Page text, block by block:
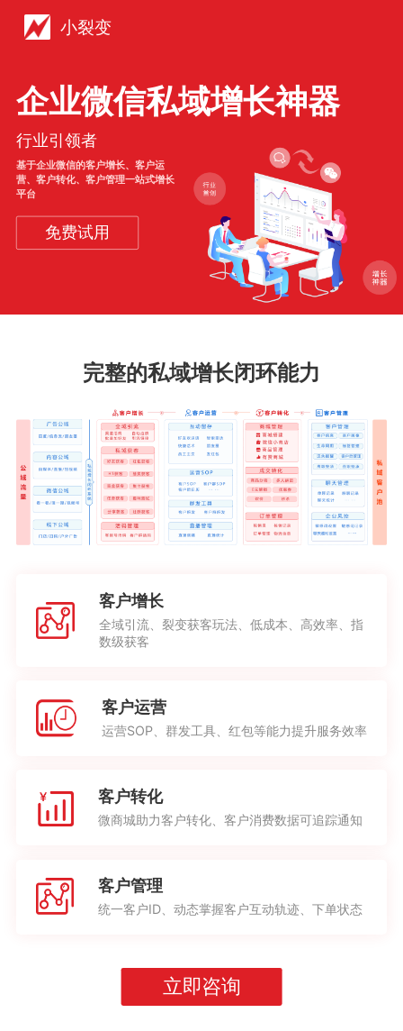
小裂变
企业微信私域增长神器
行业引领者
基于企业微信的客户增长、客户运
营、客户转化、客户管理一站式增长
平台
免费试用
完整的私域增长闭环能力
客户增长
全域引流、裂变获客玩法、低成本、高效率、指
数级获客
客户运营
运营SOP、群发工具、红包等能力提升服务效率
客户转化
微商城助力客户转化、客户消费数据可追踪通知
客户管理
统一客户ID、动态掌握客户互动轨迹、下单状态
立即咨询